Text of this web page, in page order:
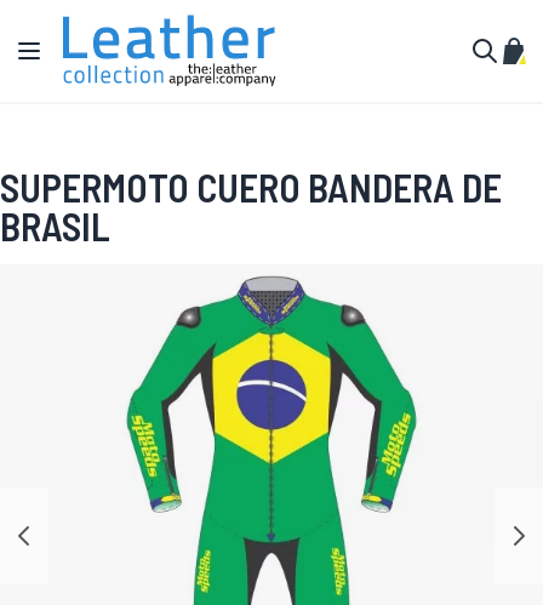
Ir al contenido
Toggle Nav
Mi
SUPERMOTO CUERO BANDERA DE
BRASIL